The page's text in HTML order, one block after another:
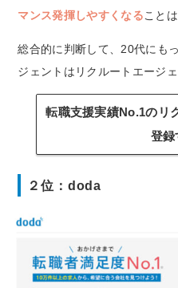
マンス発揮しやすくなること
総合的に判断して、20代にも
ジェントはリクルートエージェ
転職支援実績No.1のリ
登録
２位：doda